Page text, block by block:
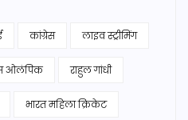
कांग्रेस लाइव स्ट्रीमिंग
ओलंपिक राहुल गांधी
भारत महिला क्रिकेट